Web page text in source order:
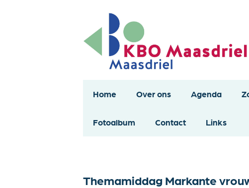
Home Over ons Agenda
Fotoalbum Contact Links
Themamiddag Markante